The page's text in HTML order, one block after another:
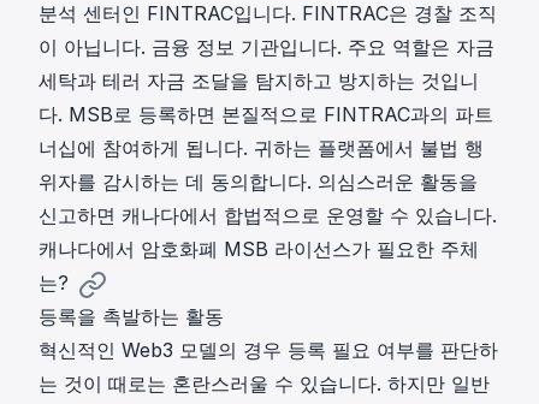
분석 센터인 FINTRAC입니다. FINTRAC은 경찰 조직
이 아닙니다. 금융 정보 기관입니다. 주요 역할은 자금
세탁과 테러 자금 조달을 탐지하고 방지하는 것입니
다. MSB로 등록하면 본질적으로 FINTRAC과의 파트
너십에 참여하게 됩니다. 귀하는 플랫폼에서 불법 행
위자를 감시하는 데 동의합니다. 의심스러운 활동을
신고하면 캐나다에서 합법적으로 운영할 수 있습니다.
캐나다에서 암호화폐 MSB 라이선스가 필요한 주체
는?
등록을 촉발하는 활동
혁신적인 Web3 모델의 경우 등록 필요 여부를 판단하
는 것이 때로는 혼란스러울 수 있습니다. 하지만 일반